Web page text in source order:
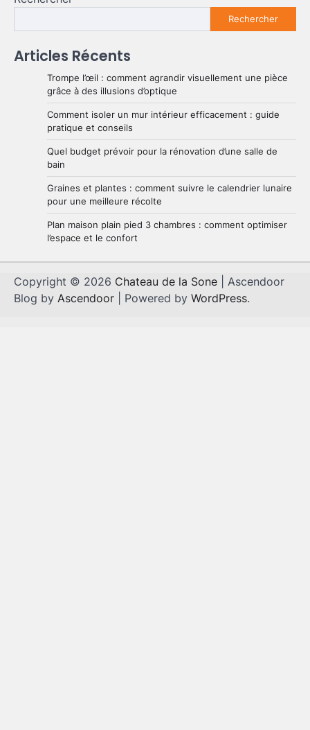
Rechercher
Articles Récents
Trompe l’œil : comment agrandir visuellement une pièce
grâce à des illusions d’optique
Comment isoler un mur intérieur efficacement : guide
pratique et conseils
Quel budget prévoir pour la rénovation d’une salle de
bain
Graines et plantes : comment suivre le calendrier lunaire
pour une meilleure récolte
Plan maison plain pied 3 chambres : comment optimiser
l’espace et le confort
Copyright © 2026 Chateau de la Sone | Ascendoor
Blog by Ascendoor | Powered by WordPress.